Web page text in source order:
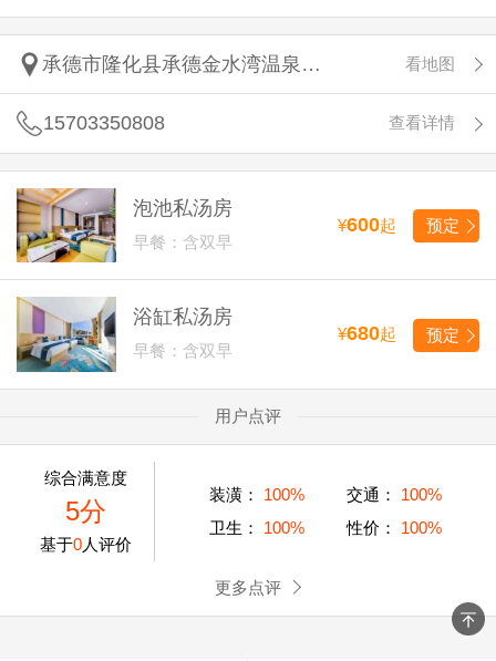
承德市隆化县承德金水湾温泉度假酒店 看地图
15703350808 查看详情
泡池私汤房
早餐：含双早
¥600起 预定
浴缸私汤房
早餐：含双早
¥680起 预定
用户点评
综合满意度
5分
基于0人评价
装潢： 100% 交通：
100%
卫生：
100% 性价： 100%
更多点评